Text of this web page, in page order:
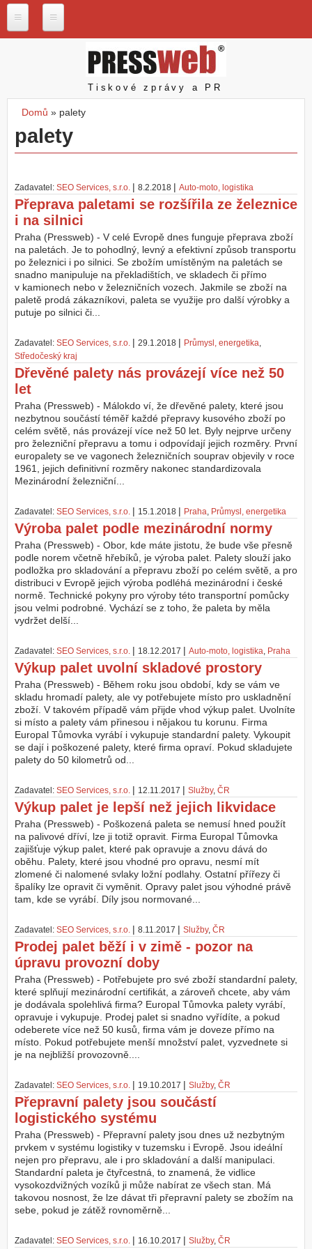
P
e
b
.
c
N
a
š
e
s
l
u
ž
b
y
a
l
o
ž
i
t
ú
č
e
t
Pressweb
Tiskové zprávy a PR
Jste zde
Domů » palety
palety
Zadavatel: SEO Services, s.r.o. | 8.2.2018 | Auto-moto, logistika
Přeprava paletami se rozšířila ze železnice
i na silnici
Praha (Pressweb) - V celé Evropě dnes funguje přeprava zboží
na paletách. Je to pohodlný, levný a efektivní způsob transportu
po železnici i po silnici. Se zbožím umístěným na paletách se
snadno manipuluje na překladištích, ve skladech či přímo
v kamionech nebo v železničních vozech. Jakmile se zboží na
paletě prodá zákazníkovi, paleta se využije pro další výrobky a
putuje po silnici či...
Zadavatel: SEO Services, s.r.o. | 29.1.2018 | Průmysl, energetika,
Středočeský kraj
Dřevěné palety nás provázejí více než 50
let
Praha (Pressweb) - Málokdo ví, že dřevěné palety, které jsou
nezbytnou součástí téměř každé přepravy kusového zboží po
celém světě, nás provázejí více než 50 let. Byly nejprve určeny
pro železniční přepravu a tomu i odpovídají jejich rozměry. První
europalety se ve vagonech železničních souprav objevily v roce
1961, jejich definitivní rozměry nakonec standardizovala
Mezinárodní železniční...
Zadavatel: SEO Services, s.r.o. | 15.1.2018 | Praha, Průmysl, energetika
Výroba palet podle mezinárodní normy
Praha (Pressweb) - Obor, kde máte jistotu, že bude vše přesně
podle norem včetně hřebíků, je výroba palet. Palety slouží jako
podložka pro skladování a přepravu zboží po celém světě, a pro
distribuci v Evropě jejich výroba podléhá mezinárodní i české
normě. Technické pokyny pro výroby této transportní pomůcky
jsou velmi podrobné. Vychází se z toho, že paleta by měla
vydržet delší...
Zadavatel: SEO Services, s.r.o. | 18.12.2017 | Auto-moto, logistika, Praha
Výkup palet uvolní skladové prostory
Praha (Pressweb) - Během roku jsou období, kdy se vám ve
skladu hromadí palety, ale vy potřebujete místo pro uskladnění
zboží. V takovém případě vám přijde vhod výkup palet. Uvolníte
si místo a palety vám přinesou i nějakou tu korunu. Firma
Europal Tůmovka vyrábí i vykupuje standardní palety. Vykoupit
se dají i poškozené palety, které firma opraví. Pokud skladujete
palety do 50 kilometrů od...
Zadavatel: SEO Services, s.r.o. | 12.11.2017 | Služby, ČR
Výkup palet je lepší než jejich likvidace
Praha (Pressweb) - Poškozená paleta se nemusí hned použít
na palivové dříví, lze ji totiž opravit. Firma Europal Tůmovka
zajišťuje výkup palet, které pak opravuje a znovu dává do
oběhu. Palety, které jsou vhodné pro opravu, nesmí mít
zlomené či nalomené svlaky ložní podlahy. Ostatní přířezy či
špalíky lze opravit či vyměnit. Opravy palet jsou výhodné právě
tam, kde se vyrábí. Díly jsou normované...
Zadavatel: SEO Services, s.r.o. | 8.11.2017 | Služby, ČR
Prodej palet běží i v zimě - pozor na
úpravu provozní doby
Praha (Pressweb) - Potřebujete pro své zboží standardní palety,
které splňují mezinárodní certifikát, a zároveň chcete, aby vám
je dodávala spolehlivá firma? Europal Tůmovka palety vyrábí,
opravuje i vykupuje. Prodej palet si snadno vyřídíte, a pokud
odeberete více než 50 kusů, firma vám je doveze přímo na
místo. Pokud potřebujete menší množství palet, vyzvednete si
je na nejbližší provozovně....
Zadavatel: SEO Services, s.r.o. | 19.10.2017 | Služby, ČR
Přepravní palety jsou součástí
logistického systému
Praha (Pressweb) - Přepravní palety jsou dnes už nezbytným
prvkem v systému logistiky v tuzemsku i Evropě. Jsou ideální
nejen pro přepravu, ale i pro skladování a další manipulaci.
Standardní paleta je čtyřcestná, to znamená, že vidlice
vysokozdvižných vozíků ji může nabírat ze všech stan. Má
takovou nosnost, že lze dávat tři přepravní palety se zbožím na
sebe, pokud je zátěž rovnoměrně...
Zadavatel: SEO Services, s.r.o. | 16.10.2017 | Služby, ČR